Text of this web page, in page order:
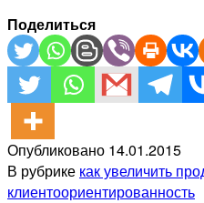
Поделиться
Опубликовано 14.01.2015
В рубрике как увеличить
клиентоориентированность